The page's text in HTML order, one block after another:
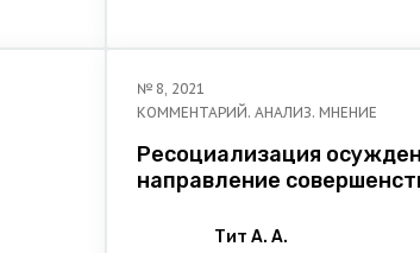
№ 8, 2021
КОММЕНТАРИЙ. АНАЛИЗ. МНЕНИЕ
Ресоциализация
направление
ответственности
Тит А. А.